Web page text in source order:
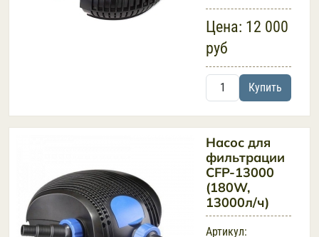
Цена: 12 000
руб
Купить
Насос для
фильтрации
CFP-13000
(180W,
13000л/ч)
Артикул: